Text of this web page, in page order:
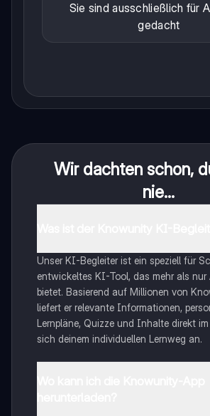
Sie sind ausschließlich für
gedacht
Wir dachten schon,
nie...
Unser KI-Begleiter ist ein speziell für
entwickeltes KI-Tool, das mehr als nur
bietet. Basierend auf Millionen von
liefert er relevante Informationen,
Lernpläne, Quizze und Inhalte direkt
sich deinem individuellen Lernweg an.